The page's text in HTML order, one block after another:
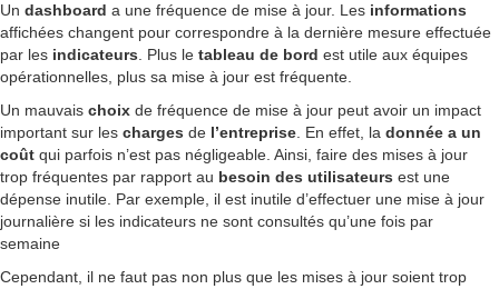
Un dashboard a une fréquence de mise à jour. Les informations
affichées changent pour correspondre à la dernière mesure effectuée
par les indicateurs . Plus le tableau de bord est utile aux équipes
opérationnelles, plus sa mise à jour est fréquente.
Un mauvais choix de fréquence de mise à jour peut avoir un impact
important sur les charges de l’entreprise . En effet, la donnée a un
coût qui parfois n’est pas négligeable. Ainsi, faire des mises à jour
trop fréquentes par rapport au besoin des utilisateurs est une
dépense inutile. Par exemple, il est inutile d’effectuer une mise à jour
journalière si les indicateurs ne sont consultés qu’une fois par
semaine
Cependant, il ne faut pas non plus que les mises à jour soient trop